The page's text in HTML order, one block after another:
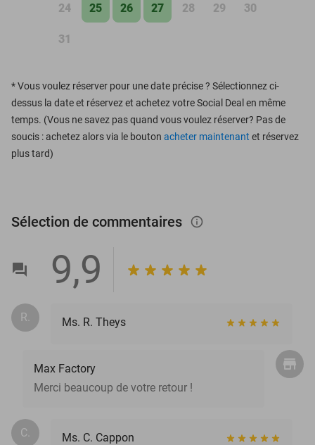
24 25 26 27 28 29 30
31
*Vous voulez réserver pour une date précise ? Sélectionnez ci-
dessus la date et réservez et achetez votre Social Deal en même
temps. (Vous ne savez pas quand vous voulez réserver? Pas de
soucis : achetez alors via le bouton acheter maintenant et réservez
plus tard)
Sélection de commentaires info_outlined
9,9
R. Ms. R. Theys
Max Factory
Merci beaucoup de votre retour !
C. Ms. C. Cappon